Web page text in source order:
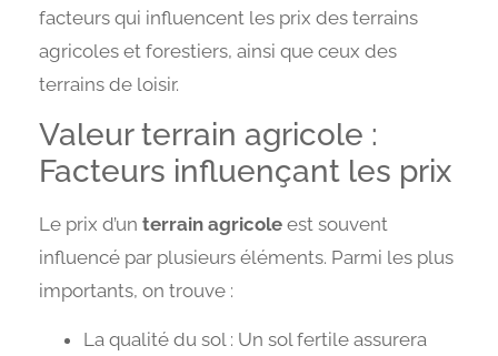
facteurs qui influencent les prix des terrains
agricoles et forestiers, ainsi que ceux des
terrains de loisir.
Valeur terrain agricole :
Facteurs influençant les prix
Le prix d’un terrain agricole est souvent
influencé par plusieurs éléments. Parmi les plus
importants, on trouve :
La qualité du sol : Un sol fertile assurera